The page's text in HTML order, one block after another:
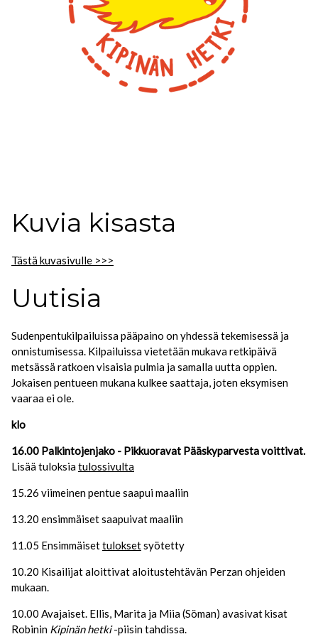
Kuvia kisasta
Tästä kuvasivulle >>>
Uutisia
Sudenpentukilpailuissa pääpaino on yhdessä tekemisessä ja
onnistumisessa. Kilpailuissa vietetään mukava retkipäivä
metsässä ratkoen visaisia pulmia ja samalla uutta oppien.
Jokaisen pentueen mukana kulkee saattaja, joten eksymisen
vaaraa ei ole.
klo
16.00 Palkintojenjako - Pikkuoravat Pääskyparvesta voittivat.
Lisää tuloksiatulossivulta
15.26 viimeinen pentue saapui maaliin
13.20 ensimmäiset saapuivat maaliin
11.05 Ensimmäisettuloksetsyötetty
10.20 Kisailijat aloittivat aloitustehtävän Perzan ohjeiden
mukaan.
10.00 Avajaiset. Ellis, Marita ja Miia (Söman) avasivat kisat
Robinin Kipinän hetki-piisin tahdissa.